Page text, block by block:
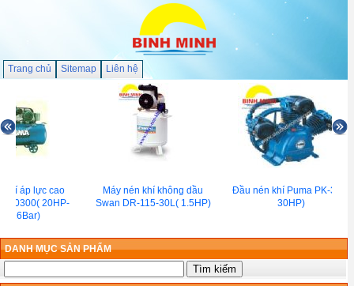
Trang chủ Sitemap Liên hệ
áp lực cao
20HP-
-16Bar)
Máy nén khí không dầu
Swan DR-115-30L( 1.5HP)
Đầu nén khí Puma PK-300(
30HP)
DANH MỤC SẢN PHẨM